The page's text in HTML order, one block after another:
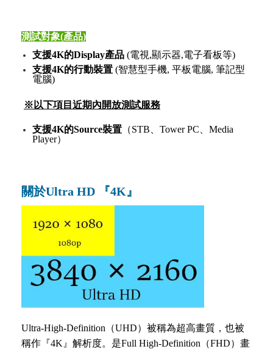
測試對象(產品)
支援4K的Display產品(電視,顯示器,電子看板等)
支援4K的行動裝置​(智慧型手機, 平板電腦, 筆記型
電腦)
※以下項目近期內開放測試服務
支援4K的Source裝置 （STB、Tower PC、Media
Player）
關於Ultra HD 『4K』
Ultra-High-Definition（UHD）被稱為超高畫質，也被
稱作『4K』解析度。是Full High-Definition（FHD）畫